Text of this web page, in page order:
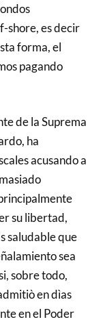
shore, es decir
forma, el
pagando
de la Suprema
ha
acusando a
su libertad,
saludable que
sea
sobre todo,
en dìas
en el Poder